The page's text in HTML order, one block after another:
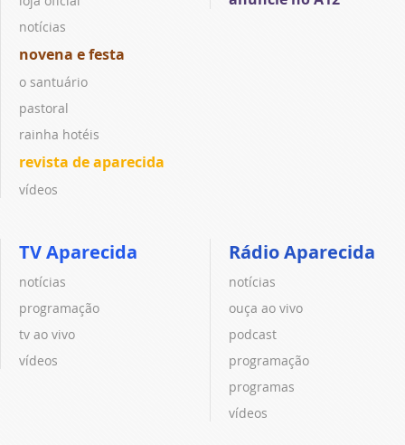
notícias
novena e festa
o santuário
pastoral
rainha hotéis
revista de aparecida
vídeos
TV Aparecida
notícias
programação
tv ao vivo
vídeos
Rádio Aparecida
notícias
ouça ao vivo
podcast
programação
programas
vídeos